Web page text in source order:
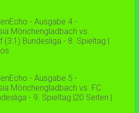
- Ausgabe 4 -
Mönchengladbach vs.
Bundesliga - 8. Spieltag |
- Ausgabe 5 -
Mönchengladbach vs. FC
- 9. Spieltag |20 Seiten |